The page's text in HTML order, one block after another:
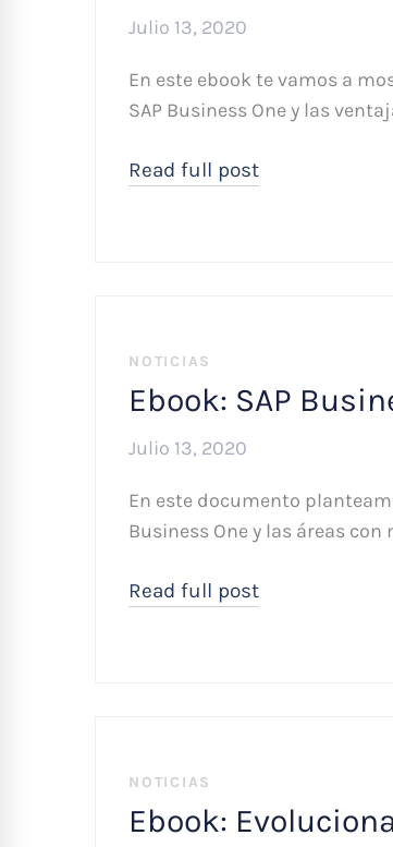
Julio 13, 2020
En este ebook te vamos a
SAP Business One y las
Read full post
NOTICIAS
Ebook: SAP
Julio 13, 2020
En este documento
Business One y las áreas
Read full post
NOTICIAS
Ebook: